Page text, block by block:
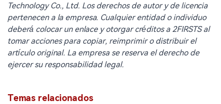
Technology Co., Ltd. Los derechos de autor y de licencia
pertenecen a la empresa. Cualquier entidad o individuo
deberá colocar un enlace y otorgar créditos a 2FIRSTS al
tomar acciones para copiar, reimprimir o distribuir el
artículo original. La empresa se reserva el derecho de
ejercer su responsabilidad legal.
Temas relacionados